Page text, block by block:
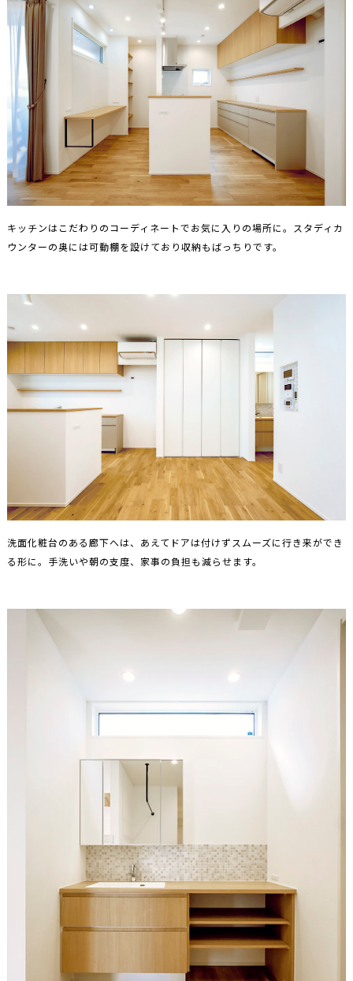
キッチンはこだわりのコーディネートでお気に入りの場所に。スタディカ
ウンターの奥には可動棚を設けており収納もばっちりです。
洗面化粧台のある廊下へは、あえてドアは付けずスムーズに行き来ができ
る形に。手洗いや朝の支度、家事の負担も減らせます。